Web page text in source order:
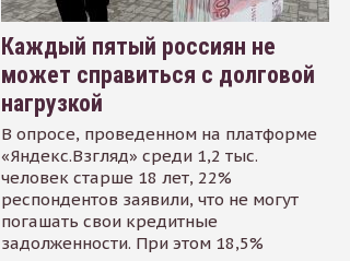
Каждый пятый россиян не
может справиться с долговой
нагрузкой
В опросе, проведенном на платформе
«Яндекс.Взгляд» среди 1,2 тыс.
человек старше 18 лет, 22%
респондентов заявили, что не могут
погашать свои кредитные
задолженности. При этом 18,5%